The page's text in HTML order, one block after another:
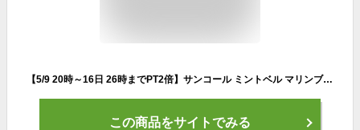
【5/9 20時～16日 26時までPT2倍】サンコール ミントベル マリンブルー シャンプー 275ml 冷感シャンプー クールシャンプー ミントシャンプー メントール クール 冷感 涼感 頭皮 臭い ニオイ 女性 男性 夏 メンズ パサつき ケラチン cica ツボクサ 保湿 しっとり サロン専売
この商品をサイトでみる